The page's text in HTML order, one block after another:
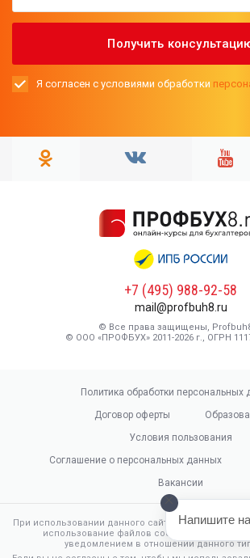
Я согласен с условиями обработки
+7 (495) 988-92-58
mail@profbuh8.ru
© Все права защищены,
© ООО «ПРОФБУХ» 2011-2026 г., ОГРН
Политика обработки персональных
Договор оферты
Условия пользования
Соглашение о персональных данных
Вакансии
При использовании данного сайта, вы
использование файлов cookie в
уведомлением в отношении данного
Напишите